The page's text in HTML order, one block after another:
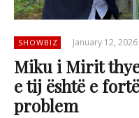
SHOWBIZ January 12, 2026
Miku i Mirit
e tij është e
problem